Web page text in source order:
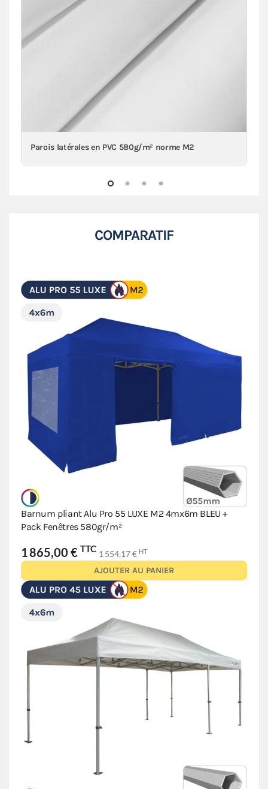
Parois latérales en PVC 580g/m² norme M2
COMPARATIF
Barnum pliant Alu Pro 55 LUXE M2 4mx6m BLEU +
Pack Fenêtres 580gr/m²
1 865,00 € TTC 1 554,17 € HT
AJOUTER AU PANIER